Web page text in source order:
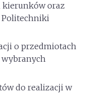
oraz
Politechniki
o przedmiotach
do realizacji w